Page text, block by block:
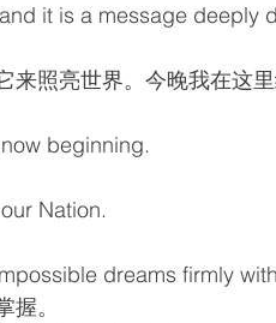
it is a message deeply
来照亮世界。今晚我在这
beginning.
Nation.
dreams firmly
。